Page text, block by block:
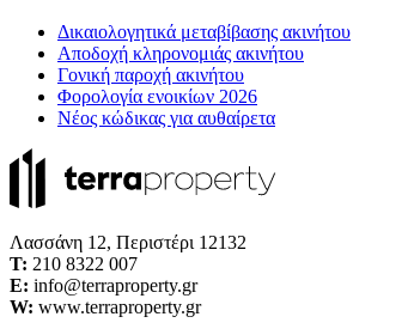
Δικαιολογητικά μεταβίβασης ακινήτου
Αποδοχή κληρονομιάς ακινήτου
Γονική παροχή ακινήτου
Φορολογία ενοικίων 2026
Νέος κώδικας για αυθαίρετα
Λασσάνη 12, Περιστέρι 12132
Τ: 210 8322 007
E: info@terraproperty.gr
W: www.terraproperty.gr